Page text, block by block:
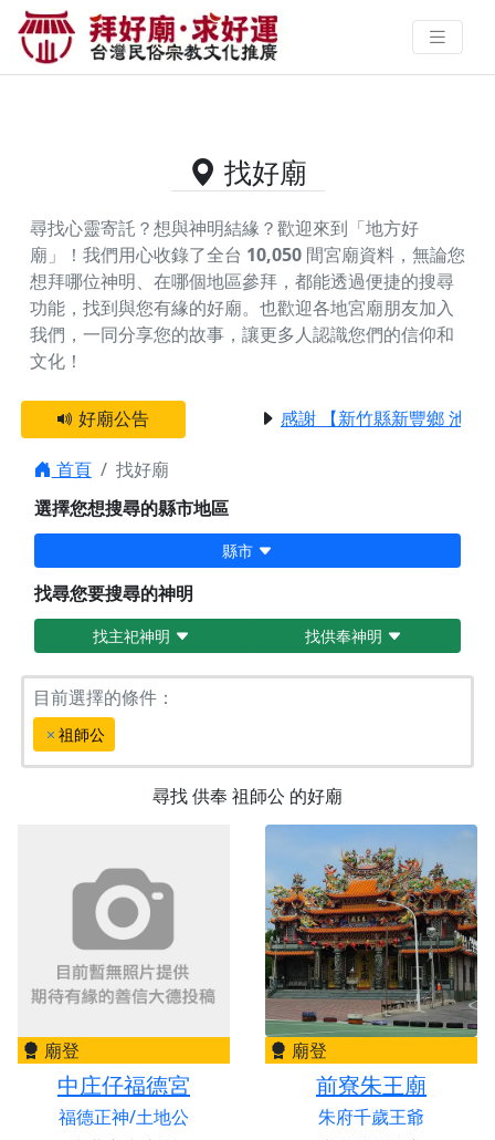
供奉祖師公的好廟資料｜拜好廟求
好運 找到與您有緣的信仰
找好廟
尋找心靈寄託？想與神明結緣？歡迎來到「地方好
廟」！我們用心收錄了全台 10,050 間宮廟資料，無論您
想拜哪位神明、在哪個地區參拜，都能透過便捷的搜尋
功能，找到與您有緣的好廟。 也歡迎各地宮廟朋友加入
我們，一同分享您的故事，讓更多人認識您們的信仰和
文化！
好廟公告 感謝 【新竹縣新豐鄉 池和
首頁
找好廟
選擇您想搜尋的縣市地區
縣市
找尋您要搜尋的神明
找主祀神明 找供奉神明
目前選擇的條件：
祖師公
尋找供奉 祖師公 的好廟
廟登
中庄仔福德宮
福德正神/土地公
廟登
前寮朱王廟
朱府千歲王爺